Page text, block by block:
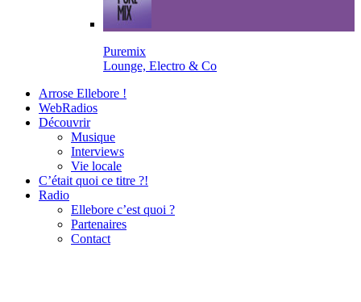
Puremix
Lounge, Electro & Co
Arrose Ellebore !
WebRadios
Découvrir
Musique
Interviews
Vie locale
C’était quoi ce titre ?!
Radio
Ellebore c’est quoi ?
Partenaires
Contact